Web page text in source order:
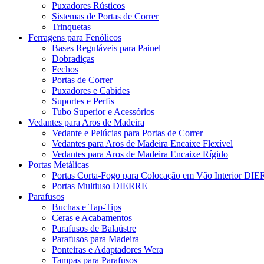
Puxadores Rústicos
Sistemas de Portas de Correr
Trinquetas
Ferragens para Fenólicos
Bases Reguláveis para Painel
Dobradiças
Fechos
Portas de Correr
Puxadores e Cabides
Suportes e Perfis
Tubo Superior e Acessórios
Vedantes para Aros de Madeira
Vedante e Pelúcias para Portas de Correr
Vedantes para Aros de Madeira Encaixe Flexível
Vedantes para Aros de Madeira Encaixe Rígido
Portas Metálicas
Portas Corta-Fogo para Colocação em Vão Interior
Portas Multiuso DIERRE
Parafusos
Buchas e Tap-Tips
Ceras e Acabamentos
Parafusos de Balaústre
Parafusos para Madeira
Ponteiras e Adaptadores Wera
Tampas para Parafusos